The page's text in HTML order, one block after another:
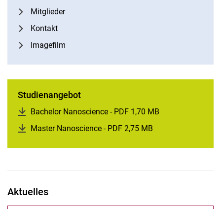
Mitglieder
Kontakt
Imagefilm
Studienangebot
Bachelor Nanoscience - PDF 1,70 MB
Master Nanoscience - PDF 2,75 MB
Aktuelles